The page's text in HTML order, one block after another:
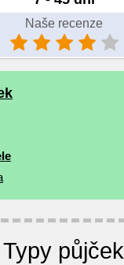
Naše recenze
Typy půjček